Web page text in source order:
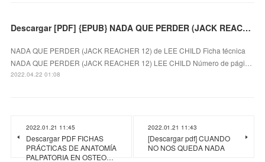
Descargar [PDF] {EPUB} NADA QUE PERDER (JACK REACHER 12)
NADA QUE PERDER (JACK REACHER 12) de LEE CHILD Ficha técnica
NADA QUE PERDER (JACK REACHER 12) LEE CHILD Número de pági…
2022.04.22 01:08
2022.01.21 11:45
Descargar PDF FICHAS
PRÁCTICAS DE ANATOMÍA
PALPATORIA EN OSTEO…
2022.01.21 11:43
[Descargar pdf] CUANDO
NO NOS QUEDA NADA